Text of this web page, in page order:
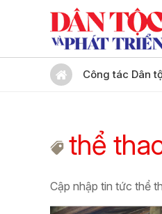
Công tác Dân
thể
Cập nhập tin tức thể